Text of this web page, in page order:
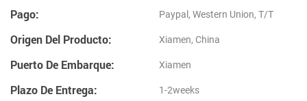
Pago: Paypal, Western Union, T/T
Origen Del Producto: Xiamen, China
Puerto De Embarque: Xiamen
Plazo De Entrega: 1-2weeks